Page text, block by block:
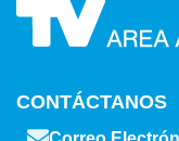
CONTÁCTANOS